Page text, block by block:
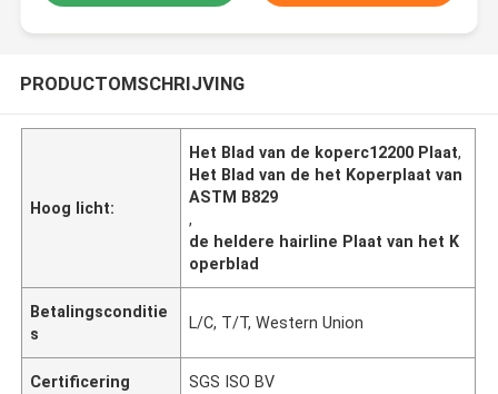
PRODUCTOMSCHRIJVING
Hoog licht:
Het Blad van de koperc12200 Plaat,
Het Blad van de het Koperplaat van
ASTM B829
,
de heldere hairline Plaat van het K
operblad
Betalingsconditie
s
L/C, T/T, Western Union
Certificering SGS ISO BV